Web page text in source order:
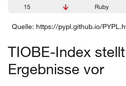
Quelle: https://pypl.github.io/
TIOBE-Index
Ergebnisse vor